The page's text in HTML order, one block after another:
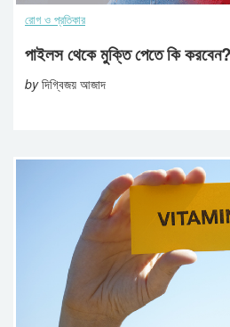
রোগ ও প্রতিকার
পাইলস থেকে মুক্তি পেতে কি করবেন?
byদিগ্বিজয় আজাদ